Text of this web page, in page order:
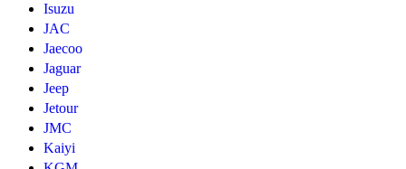
Isuzu
JAC
Jaecoo
Jaguar
Jeep
Jetour
JMC
Kaiyi